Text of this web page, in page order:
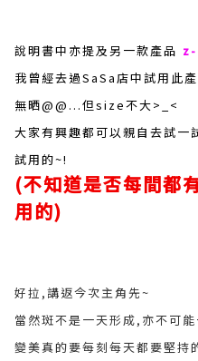
說明書中亦提及另一款產品
我曾經去過SaSa店中試用此
無晒@@...但size不大>_<
大家有興趣都可以親自去試一
試用的~!
(不知道是否每間都
用的)
好拉,講返今次主角先~
當然斑不是一天形成,亦不可
變美真的要每刻每天都要堅持